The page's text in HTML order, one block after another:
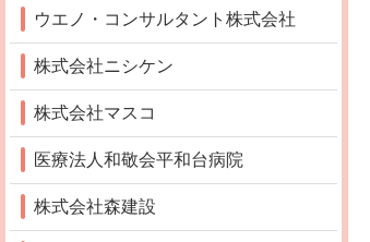
ウエノ・コンサルタント株式会社
株式会社ニシケン
株式会社マスコ
医療法人和敬会平和台病院
株式会社森建設